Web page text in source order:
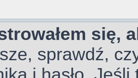
się,
sprawdź,